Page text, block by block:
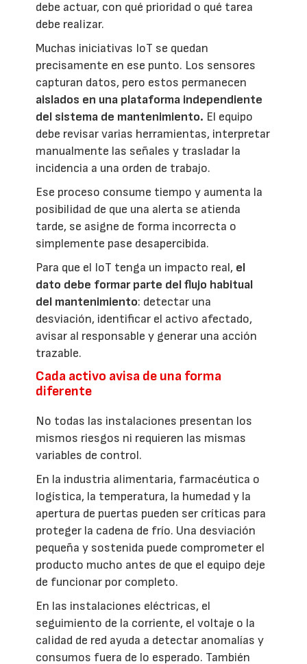
debe actuar, con qué prioridad o qué tarea
debe realizar.
Muchas iniciativas IoT se quedan
precisamente en ese punto. Los sensores
capturan datos, pero estos permanecen
aislados en una plataforma independiente
del sistema de mantenimiento. El equipo
debe revisar varias herramientas, interpretar
manualmente las señales y trasladar la
incidencia a una orden de trabajo.
Ese proceso consume tiempo y aumenta la
posibilidad de que una alerta se atienda
tarde, se asigne de forma incorrecta o
simplemente pase desapercibida.
Para que el IoT tenga un impacto real, el
dato debe formar parte del flujo habitual
del mantenimiento: detectar una
desviación, identificar el activo afectado,
avisar al responsable y generar una acción
trazable.
Cada activo avisa de una forma
diferente
No todas las instalaciones presentan los
mismos riesgos ni requieren las mismas
variables de control.
En la industria alimentaria, farmacéutica o
logística, la temperatura, la humedad y la
apertura de puertas pueden ser críticas para
proteger la cadena de frío. Una desviación
pequeña y sostenida puede comprometer el
producto mucho antes de que el equipo deje
de funcionar por completo.
En las instalaciones eléctricas, el
seguimiento de la corriente, el voltaje o la
calidad de red ayuda a detectar anomalías y
consumos fuera de lo esperado. También